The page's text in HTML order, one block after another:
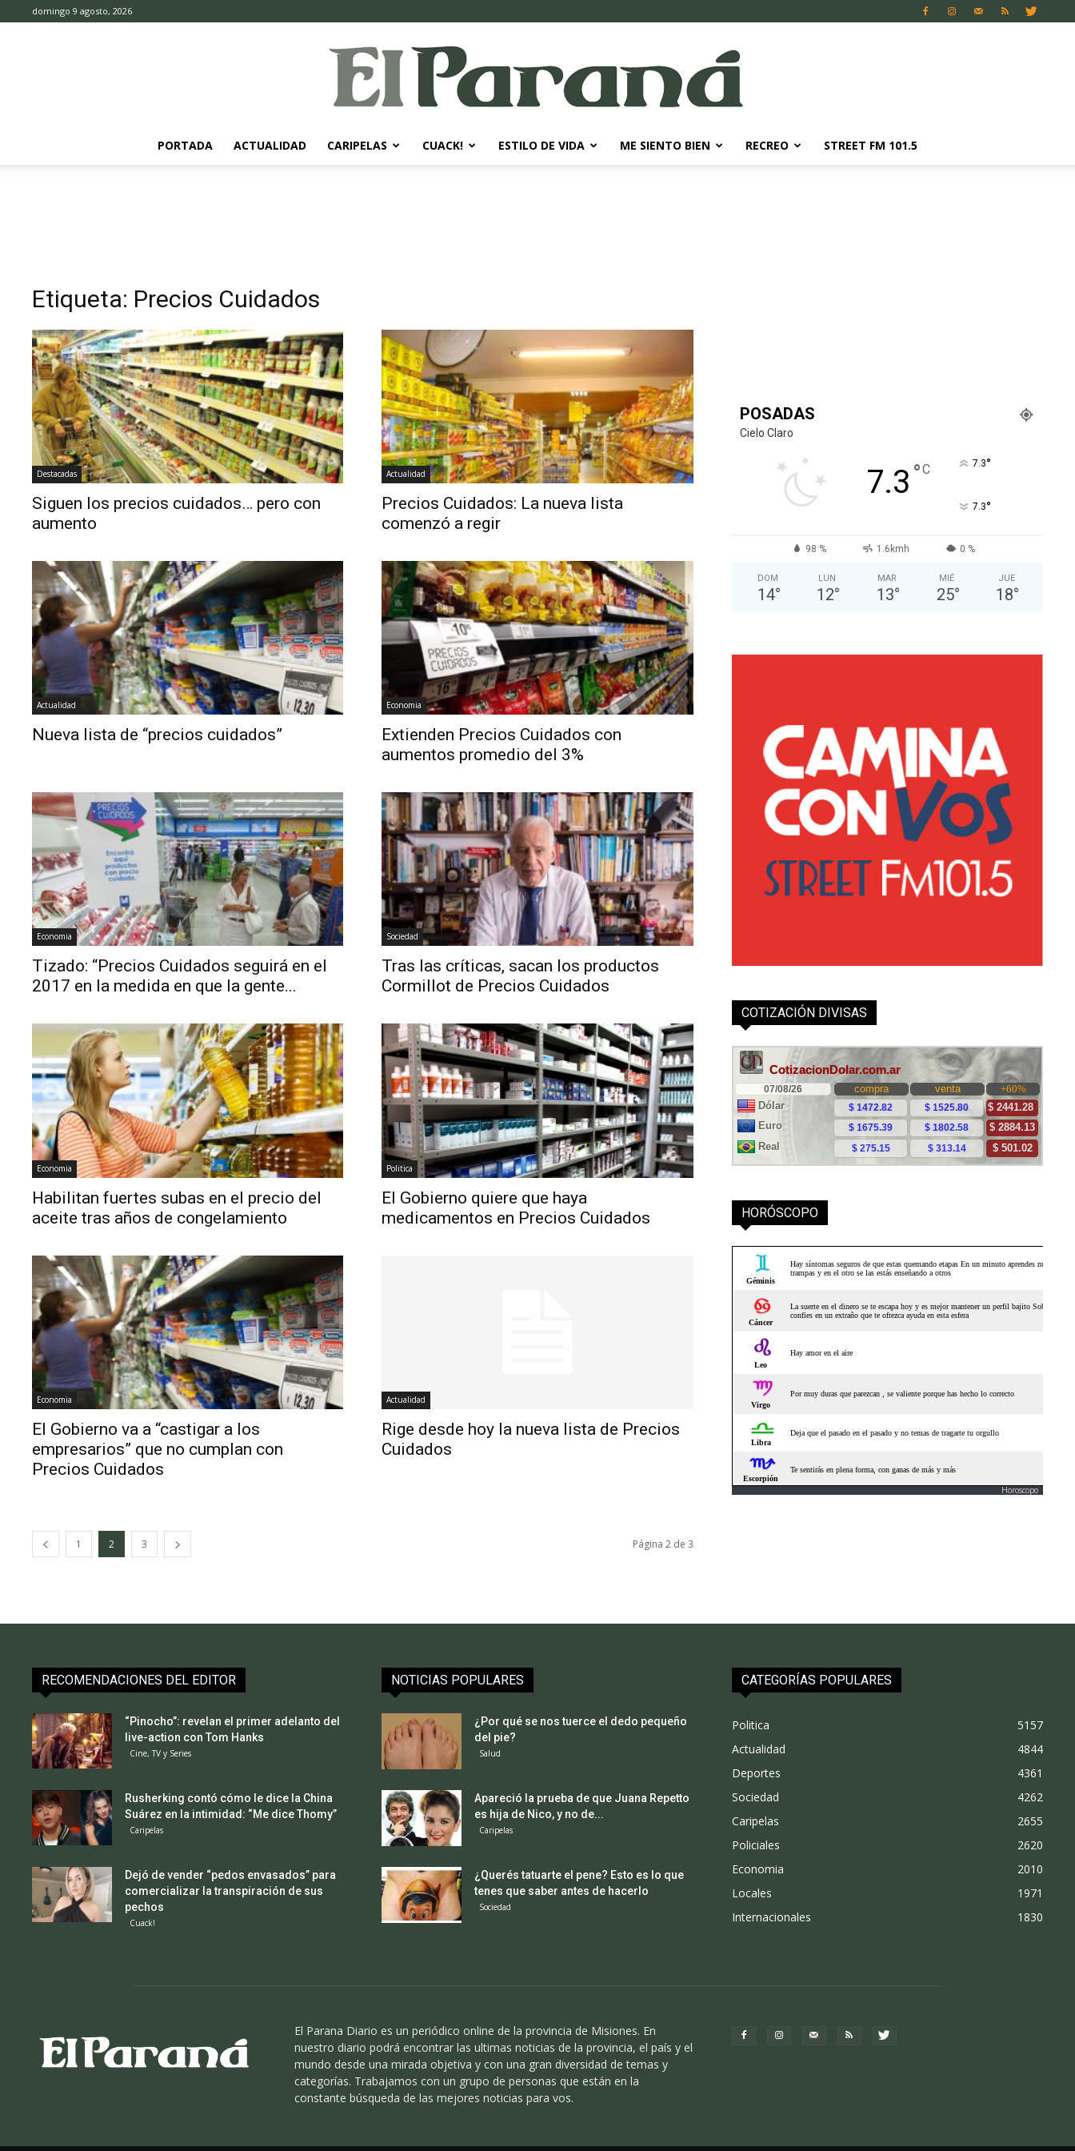
domingo 9 agosto, 2026
Diario
PORTADA ACTUALIDAD CARIPELAS CUACK! ESTILO DE VIDA ME SIENTO BIEN RECREO STREET FM 101.5
Etiqueta: Precios Cuidados
Destacadas
Siguen los precios cuidados… pero con
aumento
Actualidad
Precios Cuidados: La nueva lista
comenzó a regir
Actualidad
Nueva lista de “precios cuidados”
Economia
Extienden Precios Cuidados con
aumentos promedio del 3%
Economia
Tizado: “Precios Cuidados seguirá en el
2017 en la medida en que la gente...
Sociedad
Tras las críticas, sacan los productos
Cormillot de Precios Cuidados
Economia
Habilitan fuertes subas en el precio del
aceite tras años de congelamiento
Politica
El Gobierno quiere que haya
medicamentos en Precios Cuidados
Economia
El Gobierno va a “castigar a los
empresarios” que no cumplan con
Precios Cuidados
Actualidad
Rige desde hoy la nueva lista de Precios
Cuidados
1 2 3 Página 2 de 3
POSADAS
Cielo Claro
7.3 °C 7.3°
7.3°
98 % 1.6kmh 0 %
DOM
14°
LUN
12°
MAR
13°
MIÉ
25°
JUE
18°
COTIZACIÓN DIVISAS
HORÓSCOPO
Horoscopo
RECOMENDACIONES DEL EDITOR
“Pinocho”: revelan el primer adelanto del
live-action con Tom Hanks
Cine, TV y Series
Rusherking contó cómo le dice la China
Suárez en la intimidad: “Me dice Thomy”
Caripelas
Dejó de vender “pedos envasados” para
comercializar la transpiración de sus
pechos
Cuack!
NOTICIAS POPULARES
¿Por qué se nos tuerce el dedo pequeño
del pie?
Salud
Apareció la prueba de que Juana Repetto
es hija de Nico, y no de...
Caripelas
¿Querés tatuarte el pene? Esto es lo que
tenes que saber antes de hacerlo
Sociedad
CATEGORÍAS POPULARES
Politica
5157
Actualidad
4844
Deportes
4361
Sociedad
4262
Caripelas
2655
Policiales
2620
Economia
2010
Locales
1971
Internacionales
1830
El Parana Diario es un periódico online de la provincia de Misiones. En
nuestro diario podrá encontrar las ultimas noticias de la provincia, el país y el
mundo desde una mirada objetiva y con una gran diversidad de temas y
categorías. Trabajamos con un grupo de personas que están en la
constante búsqueda de las mejores noticias para vos.